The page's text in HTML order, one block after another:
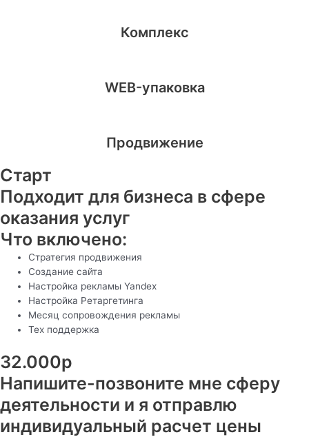
Комплекс
WEB-упаковка
Продвижение
Старт
Подходит для бизнеса в сфере
оказания услуг
Что включено:
Стратегия продвижения
Создание сайта
Настройка рекламы Yandex
Настройка Ретаргетинга
Месяц сопровождения рекламы
Тех поддержка
32.000р
Напишите-позвоните мне сферу
деятельности и я отправлю
индивидуальный расчет цены